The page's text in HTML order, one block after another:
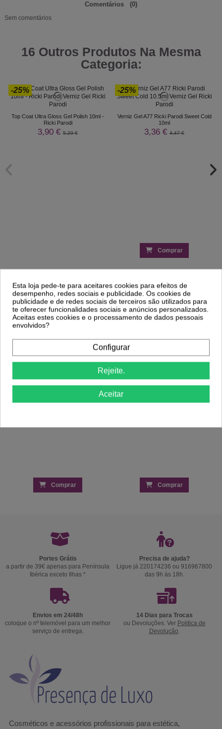
Comentários (0)
Sem comentários
16 Outros Produtos Na Mesma
Categoria:
-25%
Top Coat Ultra Gloss Gel Polish 10ml -
Ricki Parodi
3,90 € 5,20 €
-25%
Verniz Gel A77 Ricki Parodi Sweet Cold
10ml
3,36 € 4,47 €
Comprar
Clientes Que Compraram Este
Produto Também Compraram:
-28%
4,50 €
Comprar
7,20 €
Comprar
Portes Grátis
a partir de 39€ apenas para Península
Ibérica exceto Ilhas *
Precisa de ajuda?
Ligue já 220174236 ou 916967800
das 9h às 18h.
Envios em 24/48h
coloque o nº telemóvel para um melhor
serviço de entrega.
14 Dias para Trocas
ou Devoluções. Ver Politica de
Devolução.
Cosméticos e acessórios profissionais para estética,
Esta loja pede-te para aceitares cookies para efeitos de
desempenho, redes sociais e publicidade. Os cookies de
publicidade e de redes sociais de terceiros são utilizados para
te oferecer funcionalidades sociais e anúncios personalizados.
Aceitas estes cookies e o processamento de dados pessoais
envolvidos?
Configurar
Rejeite.
Aceitar